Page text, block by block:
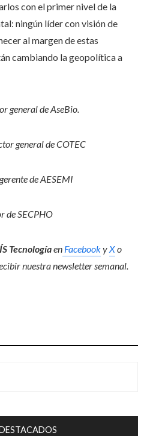
con el primer nivel de la
ningún líder con visión de
al margen de estas
cambiando la geopolítica a
general de AseBio.
general de COTEC
de AESEMI
de SECPHO
Tecnologíaen FacebookyXo
nuestranewsletter semanal.